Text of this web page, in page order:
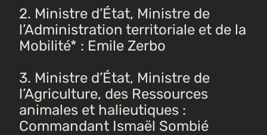
2. Ministre d’État, Ministre de
l’Administration territoriale et de la
Mobilité* : Emile Zerbo
3. Ministre d’État, Ministre de
l’Agriculture, des Ressources
animales et halieutiques :
Commandant Ismaël Sombié